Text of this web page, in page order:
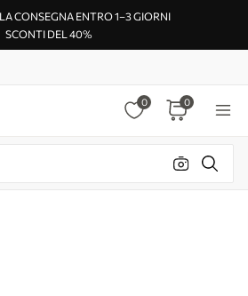
CONSEGNA ENTRO 1–3 GIORNI
SCONTI DEL 40%
0 0